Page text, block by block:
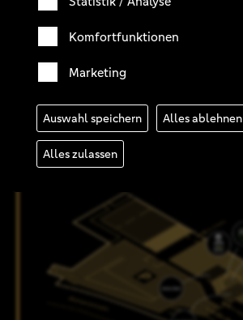
Komfortfunktionen
Marketing
Auswahl speichern Alles ablehnen
Alles zulassen
OBERGESCHOSS
1 OBERGESCHOSS
-1